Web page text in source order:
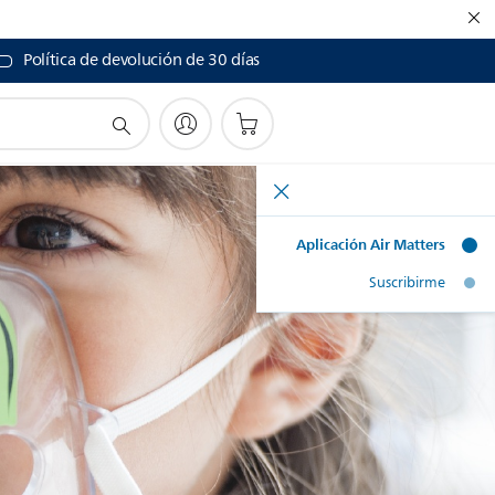
Política de devolución de 30 días
Aplicación Air Matters
Suscribirme